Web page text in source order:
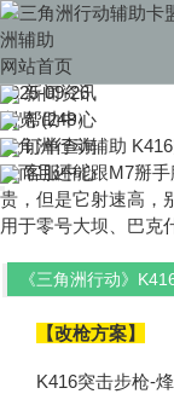
网站首页
新闻资讯
帮助中心
订单查询
客服中心
当前位置：首页>>
《三角洲行动辅助》
《三角洲行动辅助》
2025-09-26
浏览 (248）
三角洲行动辅助
径而且还能跟M7掰
贵，但是它射速高，
用于零号大坝、巴克
《三角洲行动》
【改枪方案】
K416突击步枪-